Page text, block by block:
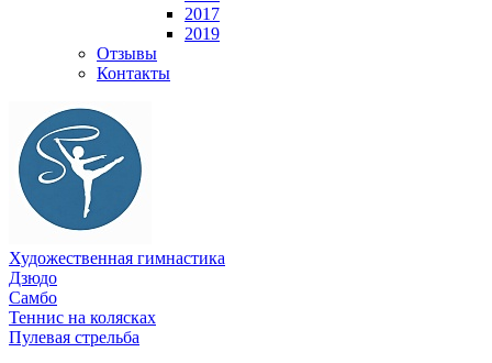
2017
2019
Отзывы
Контакты
Художественная гимнастика
Дзюдо
Самбо
Теннис на колясках
Пулевая стрельба